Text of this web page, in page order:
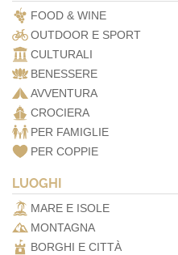
FOOD & WINE
OUTDOOR E SPORT
CULTURALI
BENESSERE
AVVENTURA
CROCIERA
PER FAMIGLIE
PER COPPIE
LUOGHI
MARE E ISOLE
MONTAGNA
BORGHI E CITTÀ